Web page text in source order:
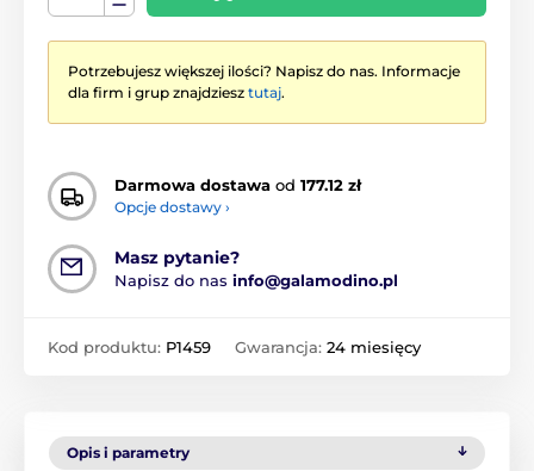
Potrzebujesz większej ilości? Napisz do nas. Informacje
dla firm i grup znajdziesz tutaj.
Darmowa dostawa od 177.12 zł
Opcje dostawy ›
Masz pytanie?
Napisz do nas info@galamodino.pl
Kod produktu: P1459 Gwarancja: 24 miesięcy
Opis i parametry